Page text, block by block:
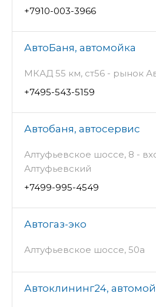
+7910-003-3966
АвтоБаня, автомойка
МКАД 55 км, ст56 - рынок
+7495-543-5159
Автобаня, автосервис
Алтуфьевское шоссе, 8 -
Алтуфьевский
+7499-995-4549
Автогаз-эко
Алтуфьевское шоссе, 50а
Автоклининг24,